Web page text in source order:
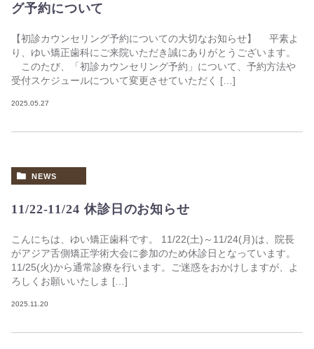
グ予約について
【初診カウンセリング予約についての大切なお知らせ】 平素よ
り、ゆい矯正歯科にご来院いただき誠にありがとうございます。
このたび、「初診カウンセリング予約」について、予約方法や
受付スケジュールについて変更させていただく […]
2025.05.27
NEWS
11/22-11/24 休診日のお知らせ
こんにちは、ゆい矯正歯科です。 11/22(土)～11/24(月)は、院長
がアジア舌側矯正学術大会に参加のため休診日となっています。
11/25(火)から通常診療を行います。ご迷惑をおかけしますが、よ
ろしくお願いいたしま […]
2025.11.20